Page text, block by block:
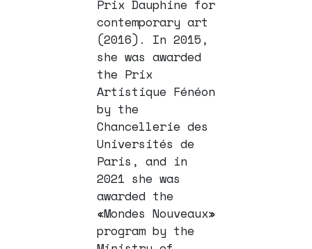
Prix Dauphine for
contemporary art
(2016). In 2015,
she was awarded
the Prix
Artistique Fénéon
by the
Chancellerie des
Universités de
Paris, and in
2021 she was
awarded the
«Mondes Nouveaux»
program by the